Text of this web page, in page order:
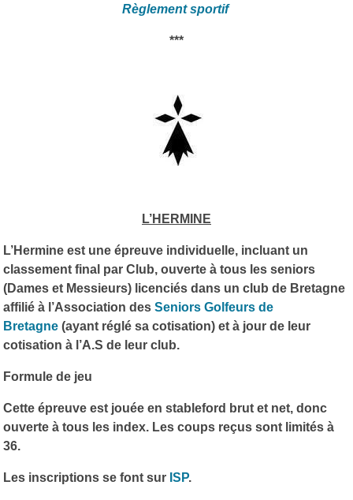
Règlement sportif
***
L’HERMINE
L’Hermine est une épreuve individuelle, incluant un
classement final par Club, ouverte à tous les seniors
(Dames et Messieurs) licenciés dans un club de Bretagne
affilié à l’Association des Seniors Golfeurs de
Bretagne (ayant réglé sa cotisation) et à jour de leur
cotisation à l’A.S de leur club.
Formule de jeu
Cette épreuve est jouée en stableford brut et net, donc
ouverte à tous les index. Les coups reçus sont limités à
36.
Les inscriptions se font sur ISP.